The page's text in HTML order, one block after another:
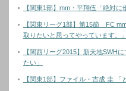
【関東1部】mm・平翔伍「絶対に
【関東リーグ1部】第15節 FC
取りたいと思ってやっています。」
【関西リーグ2015】新天地SWH
たい」
【関東1部】ファイル・吉成 圭 「